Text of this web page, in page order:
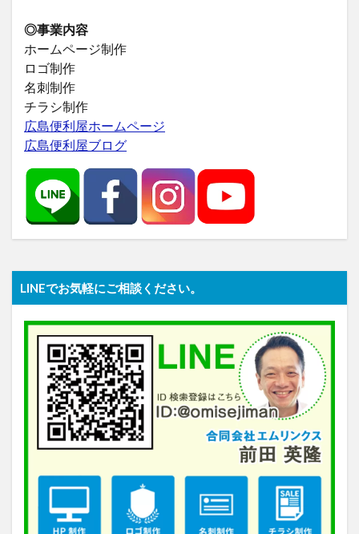
◎事業内容
ホームページ制作
ロゴ制作
名刺制作
チラシ制作
広島便利屋ホームページ
広島便利屋ブログ
LINEでお気軽にご相談ください。